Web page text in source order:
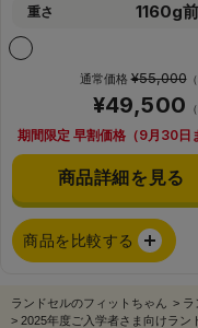
重さ 1160g
通常価格¥55,000（
¥49,500
期間限定 早割価格（9月30日
商品詳細を見る
商品を比較する
ランドセルのフィットちゃん > ラ
> 2025年度ご入学者さま向けラン